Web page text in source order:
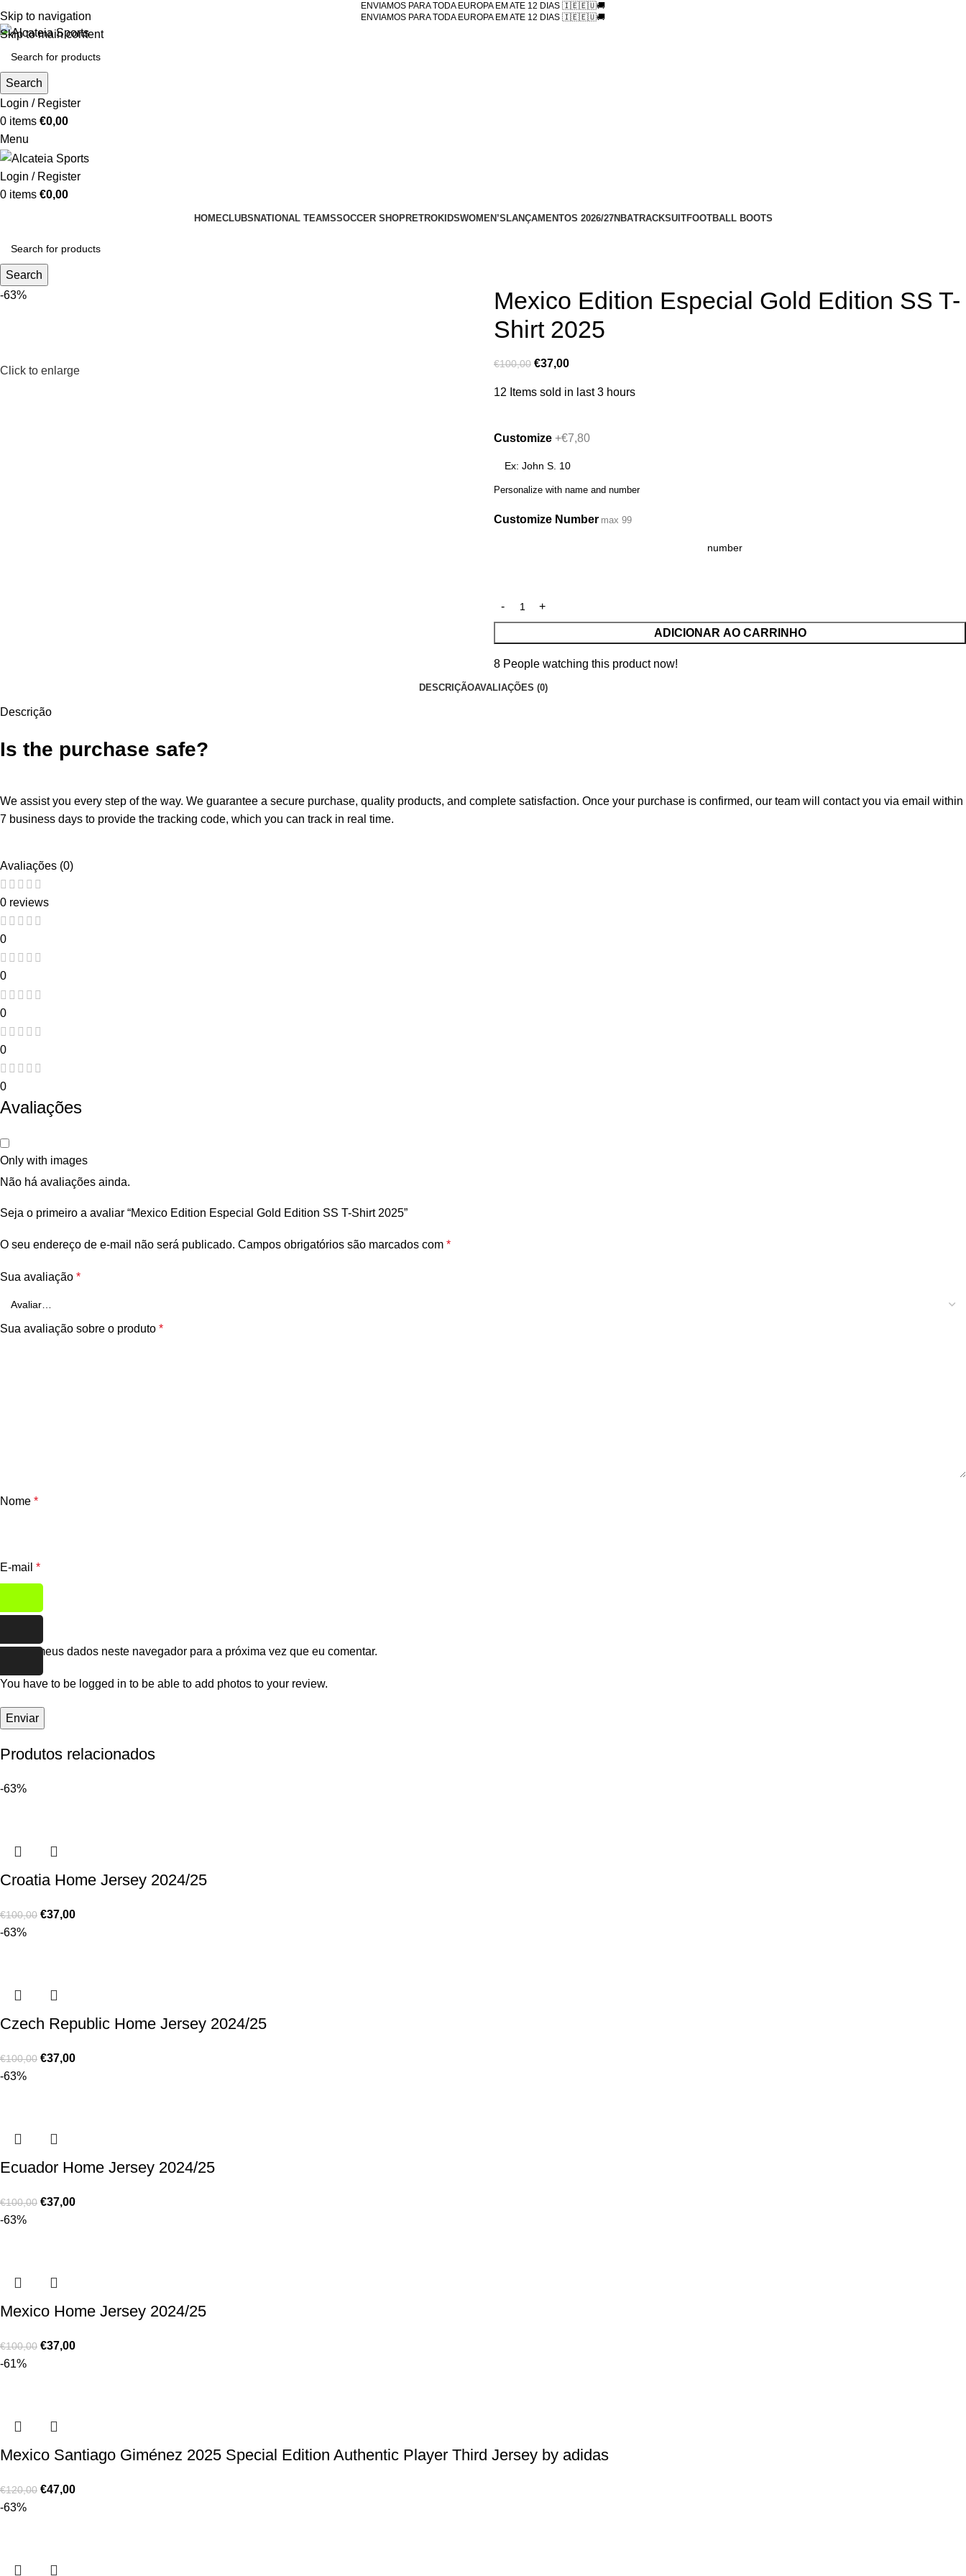
Skip to navigation
Skip to main content
ENVIAMOS PARA TODA EUROPA EM ATE 12 DIAS 🇮🇪🇪🇺🚚
ENVIAMOS PARA TODA EUROPA EM ATE 12 DIAS 🇮🇪🇪🇺🚚
Search
Login / Register
0 items €0,00
Menu
Login / Register
0 items €0,00
HOMECLUBS NATIONAL TEAMSSOCCER SHOPRETROKIDSWOMEN’S LANÇAMENTOS 2026/27NBATRACKSUITFOOTBALL BOOTS
Search
-63%
Click to enlarge
Mexico Edition Especial Gold Edition SS T-
Shirt 2025
€100,00 €37,00
12 Items sold in last 3 hours
Customize +€7,80
Personalize with name and number
Customize Number max 99
ADICIONAR AO CARRINHO
8 People watching this product now!
DESCRIÇÃOAVALIAÇÕES (0)
Descrição
Is the purchase safe?
We assist you every step of the way. We guarantee a secure purchase, quality products, and complete satisfaction. Once your purchase is confirmed, our team will contact you via email within
7 business days to provide the tracking code, which you can track in real time.
Avaliações (0)
0 reviews
0
0
0
0
0
Avaliações
Only with images
Não há avaliações ainda.
Seja o primeiro a avaliar “Mexico Edition Especial Gold Edition SS T-Shirt 2025”
O seu endereço de e-mail não será publicado. Campos obrigatórios são marcados com *
Sua avaliação *
Sua avaliação sobre o produto *
Nome *
E-mail *
Salvar meus dados neste navegador para a próxima vez que eu comentar.
You have to be logged in to be able to add photos to your review.
Produtos relacionados
-63%
Croatia Home Jersey 2024/25
€100,00 €37,00
-63%
Czech Republic Home Jersey 2024/25
€100,00 €37,00
-63%
Ecuador Home Jersey 2024/25
€100,00 €37,00
-63%
Mexico Home Jersey 2024/25
€100,00 €37,00
-61%
Mexico Santiago Giménez 2025 Special Edition Authentic Player Third Jersey by adidas
€120,00 €47,00
-63%